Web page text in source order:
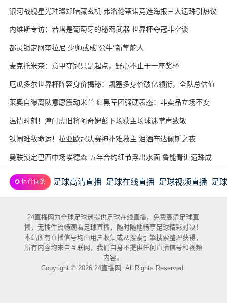
银河战舰星光璀璨却暗藏玄机 弗洛伦蒂诺竞选海报三大遗珠引热议
内维斯专访：若塔是葡萄牙的秘密武器 世界杯夺冠非空谈
都灵锁定阿奎拉尼 少帅或成"公牛"新掌舵人
麦克托米奈：意甲夺冠只是起点，野心不止于一座奖杯
厄瓜多尔世界杯阵容身价揭秘：凯塞多身价破亿领衔，全队总估值
近3.7亿欧
莱奥自曝离队意愿震动米兰 红黑军团强硬表态：非卖品立场不变
温情时刻！津门虎旧将阿奇姆彭下场获主场球迷掌声致敬
铁闸难敌命运！拉亚欧冠决赛神扑难救主 泪洒布达佩斯之夜
曼联锁定巴西中场埃德森 五年合约细节浮出水面 鲁能青训遗珠成
✪ 体育词条 足球高清直播 足球在线直播 足球视频直播 足
24直播网为全球足球迷提供足球在线直播，免费高清足球直
播，无插件流畅观看足球直播，随时随地畅享足球精彩对决！
本站所有直播信号均由用户收集或从搜索引擎搜索整理获得，
所有内容均来自互联网，我们自身不提供任何直播信号和视频
内容。
Copyright © 2026 24直播网. All Rights Reserved.